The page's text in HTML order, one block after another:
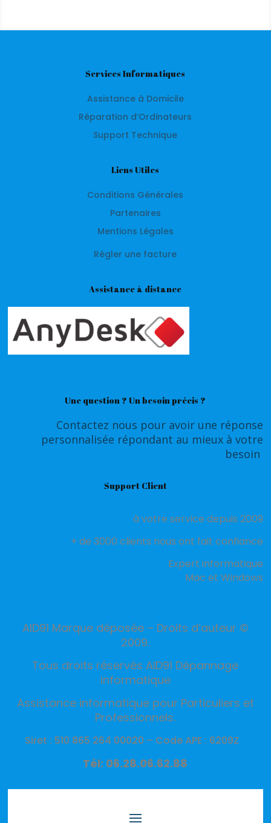
Services Informatiques
Assistance à Domicile
Réparation d’Ordinateurs
Support Technique
Liens Utiles
Conditions Générales
Partenaires
Mentions Légales
Règler une facture
Assistance à distance
Une question ? Un besoin précis ?
Contactez nous pour avoir une réponse
personnalisée répondant au mieux à votre
besoin
Support Client
à votre service depuis 2009
+ de 3000 clients nous ont fait confiance
Expert informatique
Mac et Windows
AID91 Marque déposée – Droits d’auteur ©
2009.
Tous droits réservés AID91 Dépannage
informatique
Assistance informatique pour Particuliers et
Professionnels.
Siret : 510 865 264 00020 – Code APE : 6209Z
Tél: 06.28.06.62.88